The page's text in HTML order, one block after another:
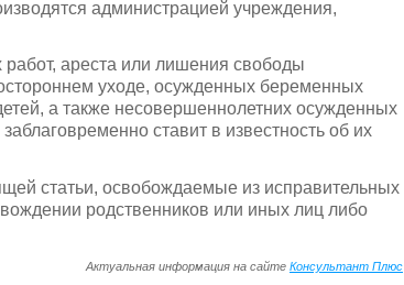
администрацией учреждения,
ареста или лишения свободы
уходе, осужденных беременных
а также несовершеннолетних осужденных
ставит в известность об их
статьи, освобождаемые из исправительных
родственников или иных лиц либо
Актуальная информация на сайте Консультант Плюс